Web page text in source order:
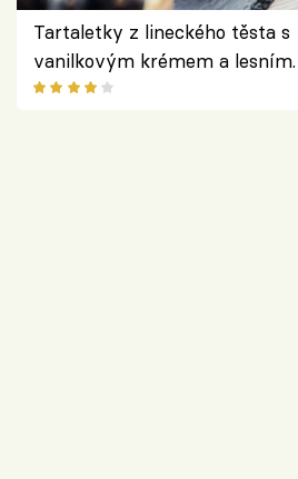
Tartaletky z lineckého těsta s
vanilkovým krémem a lesním
ovocem podle Bread Society